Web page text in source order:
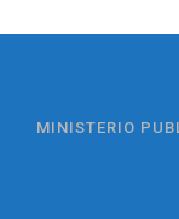
MINISTERIO